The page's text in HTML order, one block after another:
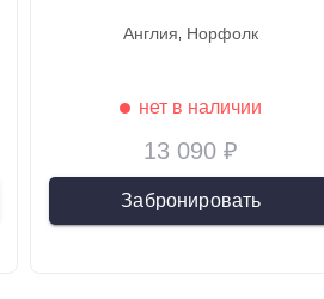
13 090 ₽
англия норфолк
Забронировать
нет в наличии